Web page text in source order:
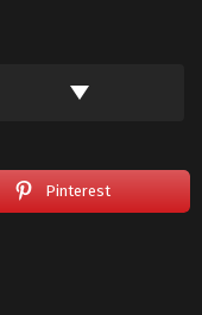
Pinterest